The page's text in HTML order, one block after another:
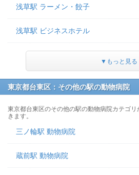
浅草駅 ラーメン・餃子
浅草駅 ビジネスホテル
▼もっと見る
東京都台東区：その他の駅の動物病院
東京都台東区のその他の駅の動物病院カテゴ
きます。
三ノ輪駅 動物病院
蔵前駅 動物病院